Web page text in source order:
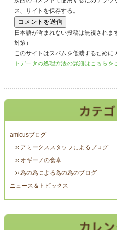
ス、サイトを保存する。
日本語が含まれない投稿は無視されま
対策）
このサイトはスパムを低減するために
トデータの処理方法の詳細はこちらを
amicusブログ
アミークススタッフによるブログ
オギーノの食卓
為の為による為の為のブログ
ニュース＆トピックス